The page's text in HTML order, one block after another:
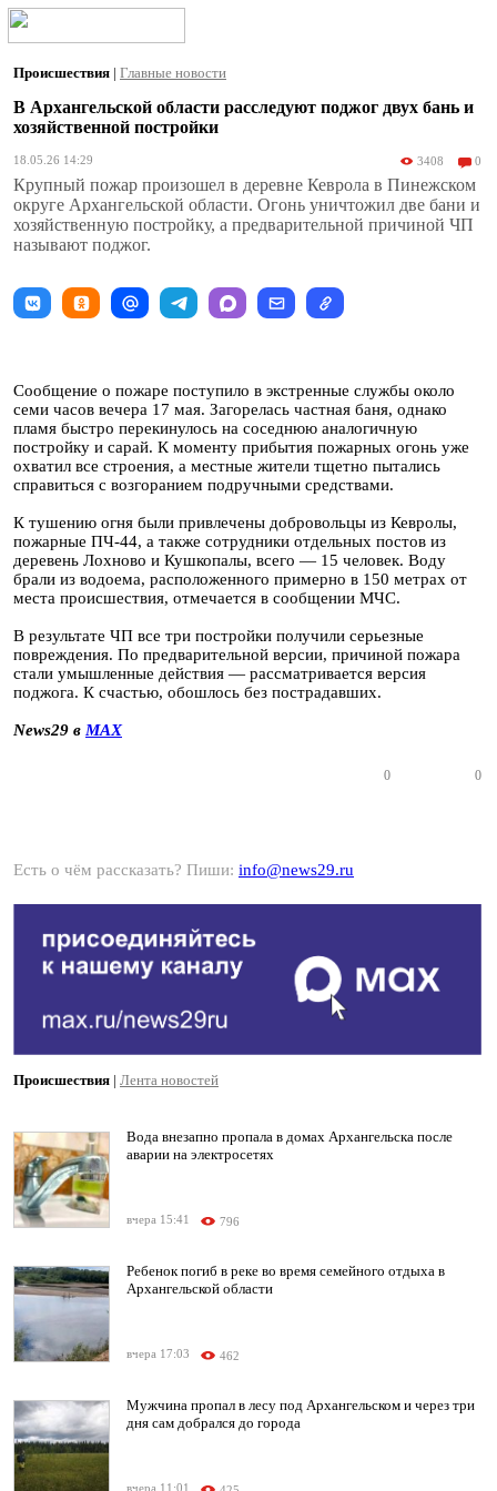
Происшествия | Главные новости
В Архангельской области расследуют поджог двух бань и
хозяйственной постройки
18.05.26 14:29 3408 0
Крупный пожар произошел в деревне Кеврола в Пинежском
округе Архангельской области. Огонь уничтожил две бани и
хозяйственную постройку, а предварительной причиной ЧП
называют поджог.
Сообщение о пожаре поступило в экстренные службы около
семи часов вечера 17 мая. Загорелась частная баня, однако
пламя быстро перекинулось на соседнюю аналогичную
постройку и сарай. К моменту прибытия пожарных огонь уже
охватил все строения, а местные жители тщетно пытались
справиться с возгоранием подручными средствами.
К тушению огня были привлечены добровольцы из Кевролы,
пожарные ПЧ-44, а также сотрудники отдельных постов из
деревень Лохново и Кушкопалы, всего — 15 человек. Воду
брали из водоема, расположенного примерно в 150 метрах от
места происшествия, отмечается в сообщении МЧС.
В результате ЧП все три постройки получили серьезные
повреждения. По предварительной версии, причиной пожара
стали умышленные действия — рассматривается версия
поджога. К счастью, обошлось без пострадавших.
News29 в MAX
0 0
Есть о чём рассказать? Пиши: info@news29.ru
Происшествия | Лента новостей
Вода внезапно пропала в домах Архангельска после
аварии на электросетях
вчера 15:41 796
Ребенок погиб в реке во время семейного отдыха в
Архангельской области
вчера 17:03 462
Мужчина пропал в лесу под Архангельском и через три
дня сам добрался до города
вчера 11:01